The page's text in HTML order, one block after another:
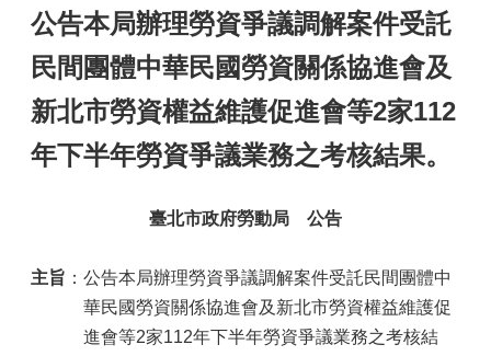
公告本局辦理勞資爭議調解案件受託
民間團體中華民國勞資關係協進會及
新北市勞資權益維護促進會等2家112
年下半年勞資爭議業務之考核結果。
臺北市政府勞動局 公告
主旨 ：公告本局辦理勞資爭議調解案件受託民間團體中
華民國勞資關係協進會及新北市勞資權益維護促
進會等2家112年下半年勞資爭議業務之考核結